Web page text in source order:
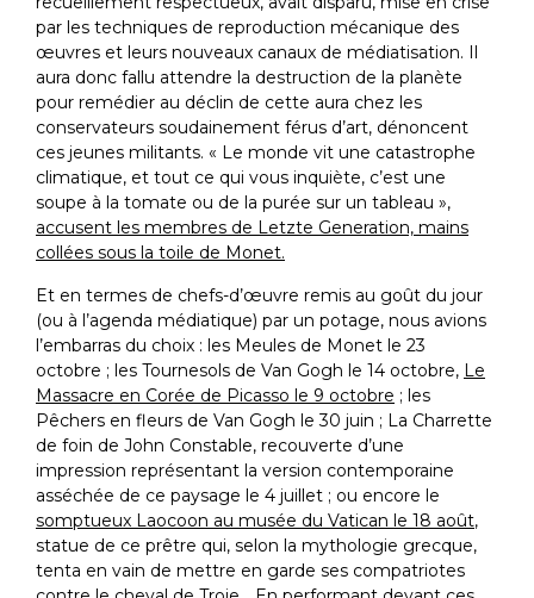
par les techniques de reproduction mécanique des
œuvres et leurs nouveaux canaux de médiatisation. Il
aura donc fallu attendre la destruction de la planète
pour remédier au déclin de cette aura chez les
conservateurs soudainement férus d’art, dénoncent
ces jeunes militants. « Le monde vit une catastrophe
climatique, et tout ce qui vous inquiète, c’est une
soupe à la tomate ou de la purée sur un tableau »,
accusent les membres de Letzte Generation, mains
collées sous la toile de Monet.
Et en termes de chefs-d’œuvre remis au goût du jour
(ou à l’agenda médiatique) par un potage, nous avions
l’embarras du choix : les Meules de Monet le 23
octobre ; les Tournesols de Van Gogh le 14 octobre, Le
Massacre en Corée de Picasso le 9 octobre ; les
Pêchers en fleurs de Van Gogh le 30 juin ; La Charrette
de foin de John Constable, recouverte d’une
impression représentant la version contemporaine
asséchée de ce paysage le 4 juillet ; ou encore le
somptueux Laocoon au musée du Vatican le 18 août,
statue de ce prêtre qui, selon la mythologie grecque,
tenta en vain de mettre en garde ses compatriotes